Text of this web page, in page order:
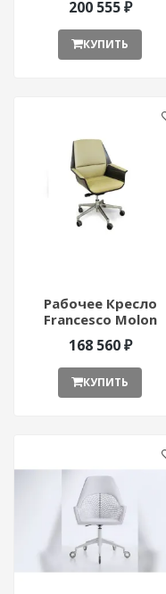
200 555 ₽
КУПИТЬ
Рабочее Кресло
Francesco Molon
Eclectica 2 ant372154
168 560 ₽
КУПИТЬ